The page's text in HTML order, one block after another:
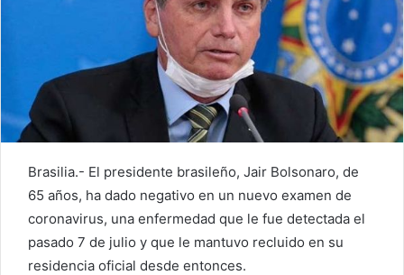
Brasilia.- El presidente brasileño, Jair Bolsonaro, de
65 años, ha dado negativo en un nuevo examen de
coronavirus, una enfermedad que le fue detectada el
pasado 7 de julio y que le mantuvo recluido en su
residencia oficial desde entonces.